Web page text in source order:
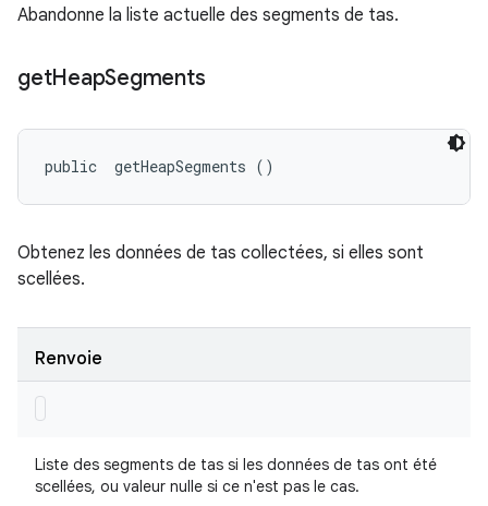
Abandonne la liste actuelle des segments de tas.
getHeapSegments
public getHeapSegments ()
Obtenez les données de tas collectées, si elles sont
scellées.
Renvoie
Liste des segments de tas si les données de tas ont été
scellées, ou valeur nulle si ce n'est pas le cas.